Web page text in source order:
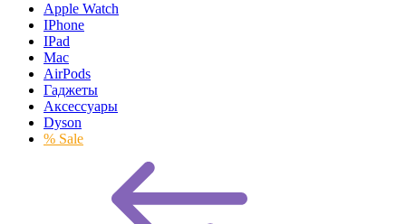
Apple Watch
IPhone
IPad
Mac
AirPods
Гаджеты
Аксессуары
Dyson
% Sale